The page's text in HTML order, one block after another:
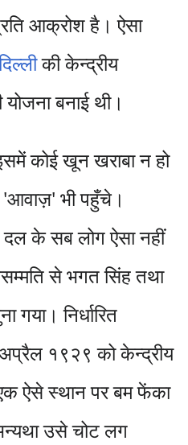
आक्रोश है। ऐसा
की केन्द्रीय
बनाई थी।
कोई खून खराबा न हो
भी पहुँचे।
दल के सब लोग ऐसा नहीं
से भगत सिंह तथा
गया। निर्धारित
१९२९ को केन्द्रीय
ऐसे स्थान पर बम फेंका
उसे चोट लग